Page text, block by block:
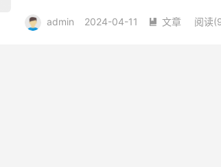
admin 2024-04-11  文章 阅读